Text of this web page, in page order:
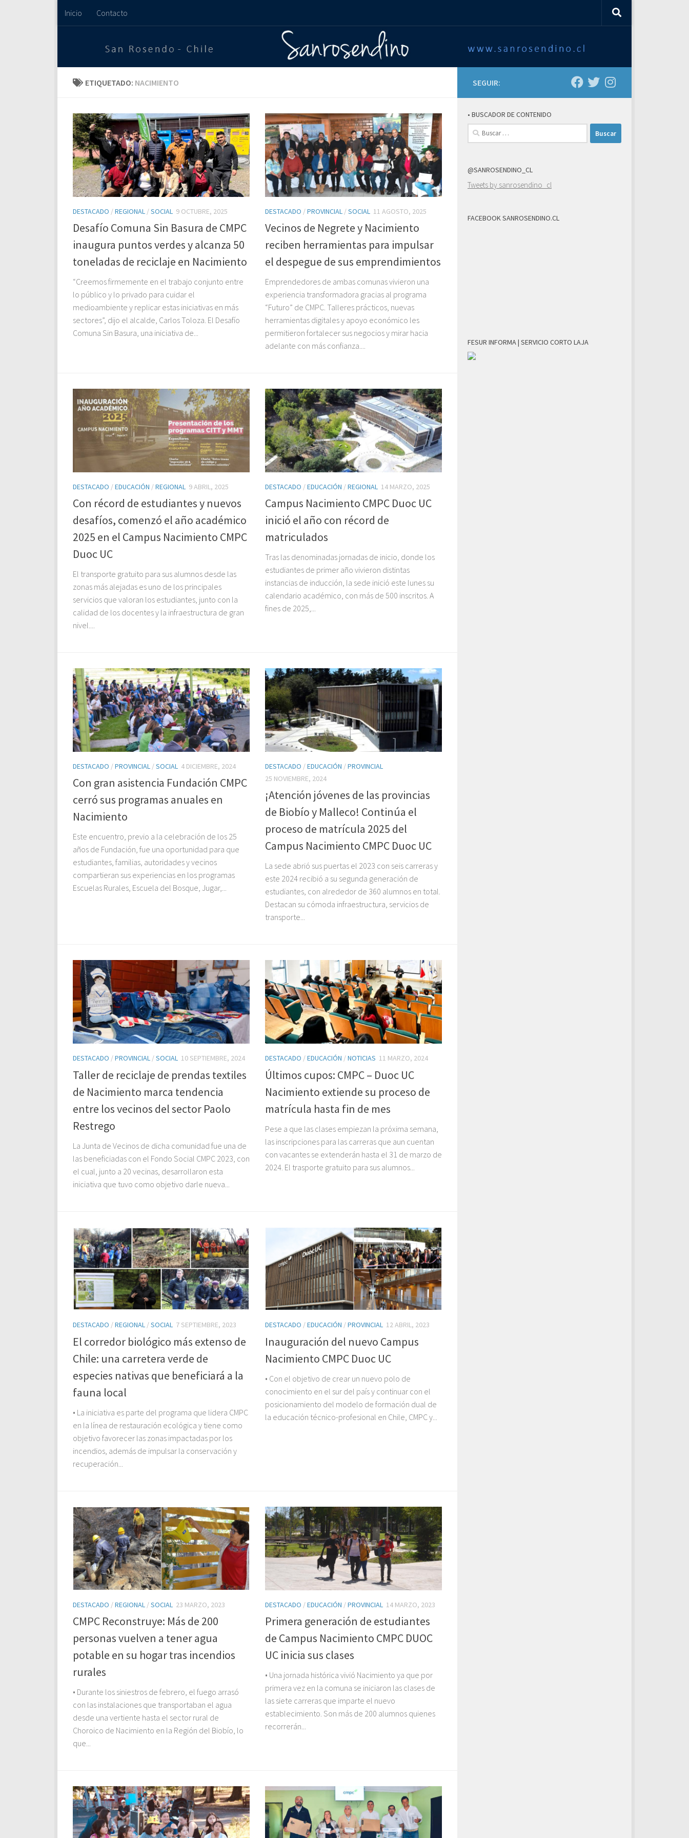
Saltar al contenido
Inicio Contacto
ETIQUETADO: NACIMIENTO
DESTACADO /REGIONAL /SOCIAL 9 OCTUBRE, 2025
Desafío Comuna Sin Basura de CMPC
inaugura puntos verdes y alcanza 50
toneladas de reciclaje en Nacimiento
“Creemos firmemente en el trabajo conjunto entre
lo público y lo privado para cuidar el
medioambiente y replicar estas iniciativas en más
sectores”, dijo el alcalde, Carlos Toloza. El Desafío
Comuna Sin Basura, una iniciativa de...
DESTACADO /PROVINCIAL /SOCIAL 11 AGOSTO, 2025
Vecinos de Negrete y Nacimiento
reciben herramientas para impulsar
el despegue de sus emprendimientos
Emprendedores de ambas comunas vivieron una
experiencia transformadora gracias al programa
“Futuro” de CMPC. Talleres prácticos, nuevas
herramientas digitales y apoyo económico les
permitieron fortalecer sus negocios y mirar hacia
adelante con más confianza....
DESTACADO /EDUCACIÓN /REGIONAL 9 ABRIL, 2025
Con récord de estudiantes y nuevos
desafíos, comenzó el año académico
2025 en el Campus Nacimiento CMPC
Duoc UC
El transporte gratuito para sus alumnos desde las
zonas más alejadas es uno de los principales
servicios que valoran los estudiantes, junto con la
calidad de los docentes y la infraestructura de gran
nivel....
DESTACADO /EDUCACIÓN /REGIONAL 14 MARZO, 2025
Campus Nacimiento CMPC Duoc UC
inició el año con récord de
matriculados
Tras las denominadas jornadas de inicio, donde los
estudiantes de primer año vivieron distintas
instancias de inducción, la sede inició este lunes su
calendario académico, con más de 500 inscritos. A
fines de 2025,...
DESTACADO /PROVINCIAL /SOCIAL 4 DICIEMBRE, 2024
Con gran asistencia Fundación CMPC
cerró sus programas anuales en
Nacimiento
Este encuentro, previo a la celebración de los 25
años de Fundación, fue una oportunidad para que
estudiantes, familias, autoridades y vecinos
compartieran sus experiencias en los programas
Escuelas Rurales, Escuela del Bosque, Jugar,...
DESTACADO /EDUCACIÓN /PROVINCIAL
25 NOVIEMBRE, 2024
¡Atención jóvenes de las provincias
de Biobío y Malleco! Continúa el
proceso de matrícula 2025 del
Campus Nacimiento CMPC Duoc UC
La sede abrió sus puertas el 2023 con seis carreras y
este 2024 recibió a su segunda generación de
estudiantes, con alrededor de 360 alumnos en total.
Destacan su cómoda infraestructura, servicios de
transporte...
DESTACADO /PROVINCIAL /SOCIAL 10 SEPTIEMBRE, 2024
Taller de reciclaje de prendas textiles
de Nacimiento marca tendencia
entre los vecinos del sector Paolo
Restrego
La Junta de Vecinos de dicha comunidad fue una de
las beneficiadas con el Fondo Social CMPC 2023, con
el cual, junto a 20 vecinas, desarrollaron esta
iniciativa que tuvo como objetivo darle nueva...
DESTACADO /EDUCACIÓN /NOTICIAS 11 MARZO, 2024
Últimos cupos: CMPC – Duoc UC
Nacimiento extiende su proceso de
matrícula hasta fin de mes
Pese a que las clases empiezan la próxima semana,
las inscripciones para las carreras que aun cuentan
con vacantes se extenderán hasta el 31 de marzo de
2024. El trasporte gratuito para sus alumnos...
DESTACADO /REGIONAL /SOCIAL 7 SEPTIEMBRE, 2023
El corredor biológico más extenso de
Chile: una carretera verde de
especies nativas que beneficiará a la
fauna local
• La iniciativa es parte del programa que lidera CMPC
en la línea de restauración ecológica y tiene como
objetivo favorecer las zonas impactadas por los
incendios, además de impulsar la conservación y
recuperación...
DESTACADO /EDUCACIÓN /PROVINCIAL 12 ABRIL, 2023
Inauguración del nuevo Campus
Nacimiento CMPC Duoc UC
• Con el objetivo de crear un nuevo polo de
conocimiento en el sur del país y continuar con el
posicionamiento del modelo de formación dual de
la educación técnico-profesional en Chile, CMPC y...
DESTACADO /REGIONAL /SOCIAL 23 MARZO, 2023
CMPC Reconstruye: Más de 200
personas vuelven a tener agua
potable en su hogar tras incendios
rurales
• Durante los siniestros de febrero, el fuego arrasó
con las instalaciones que transportaban el agua
desde una vertiente hasta el sector rural de
Choroico de Nacimiento en la Región del Biobío, lo
que...
DESTACADO /EDUCACIÓN /PROVINCIAL 14 MARZO, 2023
Primera generación de estudiantes
de Campus Nacimiento CMPC DUOC
UC inicia sus clases
• Una jornada histórica vivió Nacimiento ya que por
primera vez en la comuna se iniciaron las clases de
las siete carreras que imparte el nuevo
establecimiento. Son más de 200 alumnos quienes
recorrerán...
SEGUIR:
• BUSCADOR DE CONTENIDO
Buscar:
@SANROSENDINO_CL
Tweets by sanrosendino_cl
FACEBOOK SANROSENDINO.CL
FESUR INFORMA | SERVICIO CORTO LAJA